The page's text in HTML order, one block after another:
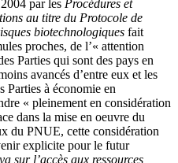
par les Procédures et
au titre du Protocole de
biotechnologiques fait
proches, de l’« attention
Parties qui sont des pays en
avancés d’entre eux et les
Parties à économie en
« pleinement en considération
dans la mise en oeuvre du
du PNUE, cette considération
explicite pour le futur
sur l’accès aux ressources